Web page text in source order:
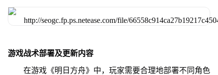
游戏战术部署及更新内容
在游戏《明日方舟》中，玩家需要合理地部署不同角色